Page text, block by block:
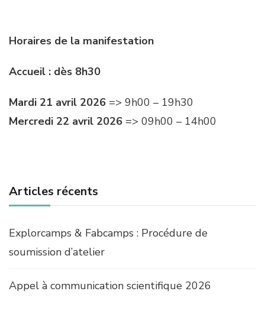
Horaires de la manifestation
Accueil : dès 8h30
Mardi 21 avril 2026 => 9h00 – 19h30
Mercredi 22 avril 2026 => 09h00 – 14h00
Articles récents
Explorcamps & Fabcamps : Procédure de
soumission d’atelier
Appel à communication scientifique 2026